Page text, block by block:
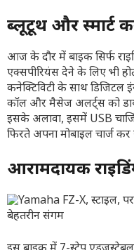
ब्लूटूथ और स्मार्ट
आज के दौर में बाइक सिर्फ
एक्सपीरियंस देने के लिए भी
कनेक्टिविटी के साथ डिजिटल
कॉल और मैसेज अलर्ट्स को
इसके अलावा, इसमें USB
फिरते अपना मोबाइल चार्ज
आरामदायक